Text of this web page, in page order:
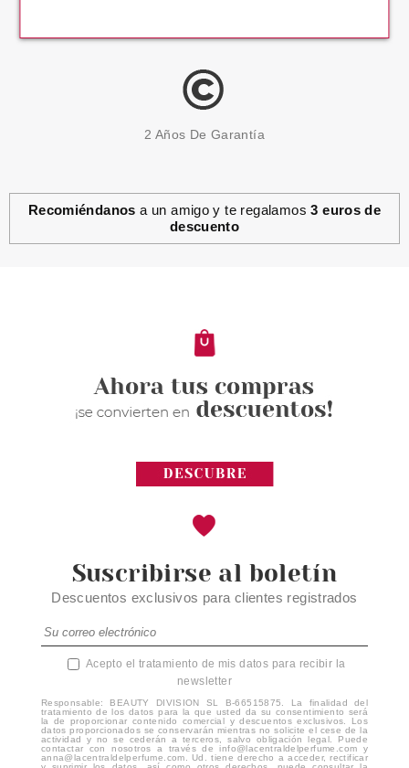
2 Años De Garantía
Recomiéndanos a un amigo y te regalamos3 euros de
descuento
Suscribirse al boletín
Descuentos exclusivos para clientes registrados
Acepto el tratamiento de mis datos para recibir la
newsletter
Responsable: BEAUTY DIVISION SL B-66515875. La finalidad del
tratamiento de los datos para la que usted da su consentimiento será
la de proporcionar contenido comercial y descuentos exclusivos. Los
datos proporcionados se conservarán mientras no solicite el cese de la
actividad y no se cederán a terceros, salvo obligación legal. Puede
contactar con nosotros a través de info@lacentraldelperfume.com y
anna@lacentraldelperfume.com. Ud. tiene derecho a acceder, rectificar